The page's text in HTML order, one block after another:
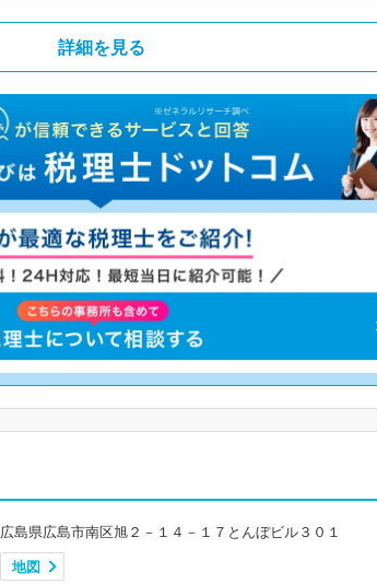
詳細を見る
広島県広島市南区旭２－１４－１７とんぼビル３０１
地図